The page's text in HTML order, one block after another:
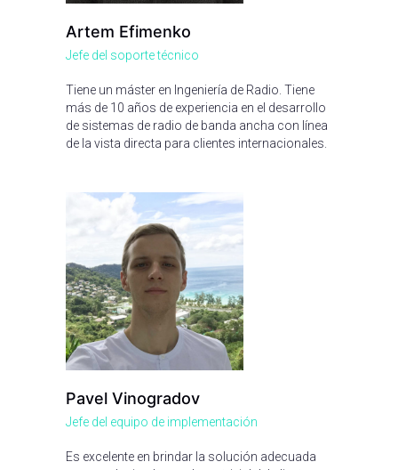
Artem Efimenko
Jefe del soporte técnico
Tiene un máster en Ingeniería de Radio. Tiene
más de 10 años de experiencia en el desarrollo
de sistemas de radio de banda ancha con línea
de la vista directa para clientes internacionales.
Pavel Vinogradov
Jefe del equipo de implementación
Es excelente en brindar la solución adecuada